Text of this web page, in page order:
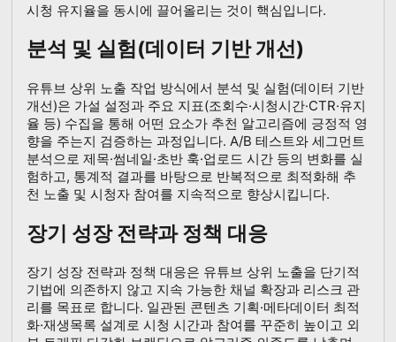
시청 유지율을 동시에 끌어올리는 것이 핵심입니다.
분석 및 실험(데이터 기반 개선)
유튜브 상위 노출 작업 방식에서 분석 및 실험(데이터 기반
개선)은 가설 설정과 주요 지표(조회수·시청시간·CTR·유지
율 등) 수집을 통해 어떤 요소가 추천 알고리즘에 긍정적 영
향을 주는지 검증하는 과정입니다. A/B 테스트와 세그먼트
분석으로 제목·썸네일·초반 훅·업로드 시간 등의 변화를 실
험하고, 통계적 결과를 바탕으로 반복적으로 최적화해 추
천 노출 및 시청자 참여를 지속적으로 향상시킵니다.
장기 성장 전략과 정책 대응
장기 성장 전략과 정책 대응은 유튜브 상위 노출을 단기적
기법에 의존하지 않고 지속 가능한 채널 확장과 리스크 관
리를 목표로 합니다. 일관된 콘텐츠 기획·메타데이터 최적
화·재생목록 설계로 시청 시간과 참여를 꾸준히 높이고 외